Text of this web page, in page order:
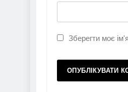
Зберегти моє